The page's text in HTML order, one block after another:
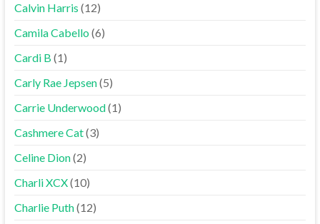
Calvin Harris (12)
Camila Cabello(6)
Cardi B (1)
Carly Rae Jepsen(5)
Carrie Underwood(1)
Cashmere Cat(3)
Celine Dion(2)
Charli XCX(10)
Charlie Puth(12)